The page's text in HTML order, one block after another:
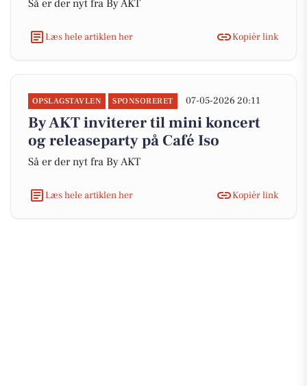
Så er der nyt fra By AKT
Læs hele artiklen her Kopiér link
OPSLAGSTAVLEN SPONSORERET 07-05-2026 20:11
By AKT inviterer til mini koncert
og releaseparty på Café Iso
Så er der nyt fra By AKT
Læs hele artiklen her Kopiér link